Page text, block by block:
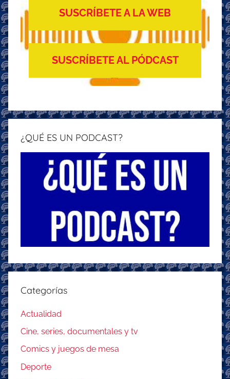
SUSCRÍBETE A LA WEB
SUSCRÍBETE AL PÓDCAST
¿QUÉ ES UN PODCAST?
Categorías
Actualidad
Cine, series, documentales y tv
Comics y juegos de mesa
Deporte